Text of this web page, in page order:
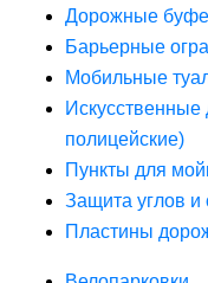
Дорожные
Барьерные
Мобильные
полицейские)
Пункты для
Защита углов
Пластины